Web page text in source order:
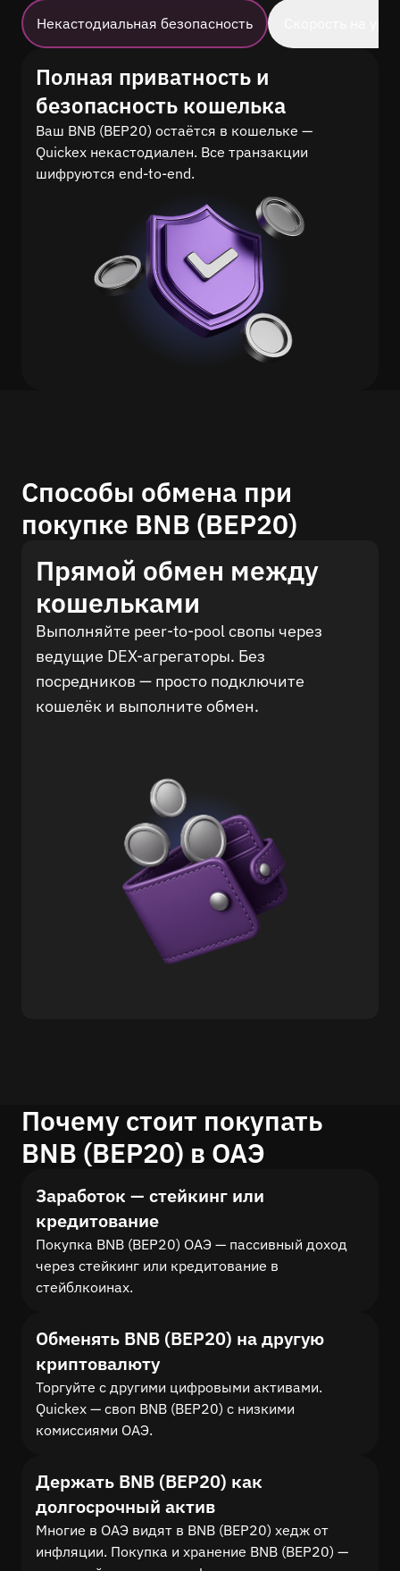
Некастодиальная безопасность
Полная приватность и
безопасность кошелька
Ваш BNB (BEP20) остаётся в кошельке —
Quickex некастодиален. Все транзакции
шифруются end-to-end.
Способы обмена при
покупке BNB (BEP20)
Прямой обмен между
кошельками
Выполняйте peer-to-pool свопы через
ведущие DEX-агрегаторы. Без
посредников — просто подключите
кошелёк и выполните обмен.
Почему стоит покупать
BNB (BEP20) в ОАЭ
Заработок — стейкинг или
кредитование
Покупка BNB (BEP20) ОАЭ — пассивный доход
через стейкинг или кредитование в
стейблкоинах.
Обменять BNB (BEP20) на другую
криптовалюту
Торгуйте с другими цифровыми активами.
Quickex — своп BNB (BEP20) с низкими
комиссиями ОАЭ.
Держать BNB (BEP20) как
долгосрочный актив
Многие в ОАЭ видят в BNB (BEP20) хедж от
инфляции. Покупка и хранение BNB (BEP20) —